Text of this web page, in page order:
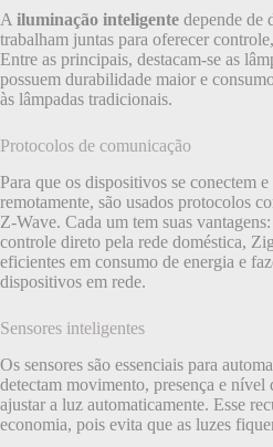
A iluminação inteligente depende de
trabalham juntas para oferecer
Entre as principais, destacam-se as
possuem durabilidade maior e
às lâmpadas tradicionais.
Protocolos de comunicação
Para que os dispositivos se conectem
remotamente, são usados protocolos
Z-Wave. Cada um tem suas
controle direto pela rede doméstica,
eficientes em consumo de energia e
dispositivos em rede.
Sensores inteligentes
Os sensores são essenciais para
detectam movimento, presença e nível
ajustar a luz automaticamente. Esse
economia, pois evita que as luzes